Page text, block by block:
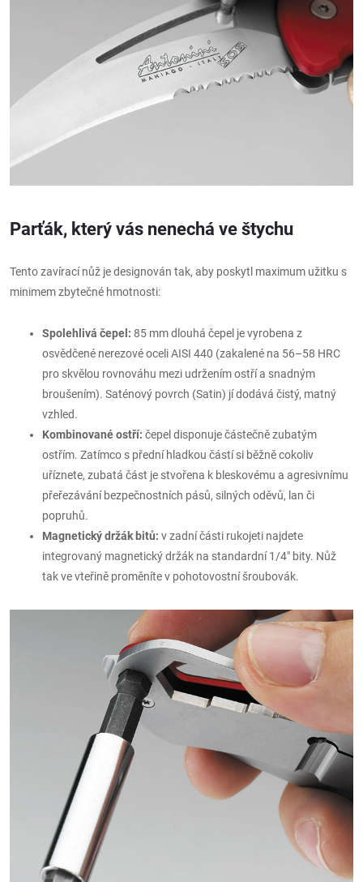
Parťák, který vás nenechá ve štychu
Tento zavírací nůž je designován tak, aby poskytl maximum užitku s
minimem zbytečné hmotnosti:
Spolehlivá čepel: 85 mm dlouhá čepel je vyrobena z
osvědčené nerezové oceli AISI 440 (zakalené na 56–58 HRC
pro skvělou rovnováhu mezi udržením ostří a snadným
broušením). Saténový povrch (Satin) jí dodává čistý, matný
vzhled.
Kombinované ostří: čepel disponuje částečně zubatým
ostřím. Zatímco s přední hladkou částí si běžně cokoliv
uříznete, zubatá část je stvořena k bleskovému a agresivnímu
přeřezávání bezpečnostních pásů, silných oděvů, lan či
popruhů.
Magnetický držák bitů: v zadní části rukojeti najdete
integrovaný magnetický držák na standardní 1/4" bity. Nůž
tak ve vteřině proměníte v pohotovostní šroubovák.